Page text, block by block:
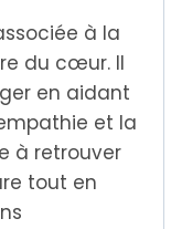
à la
du cœur. Il
en aidant
et la
à retrouver
tout en